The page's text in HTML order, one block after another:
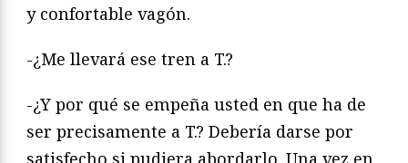
y confortable vagón.
-¿Me llevará ese tren a T.?
-¿Y por qué se empeña usted en que ha de
ser precisamente a T.? Debería darse por
satisfecho si pudiera abordarlo. Una vez en